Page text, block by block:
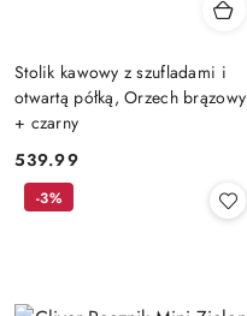
Stolik kawowy z szufladami i
otwartą półką, Orzech brązowy
+ czarny
Cena:
539.99
-3%